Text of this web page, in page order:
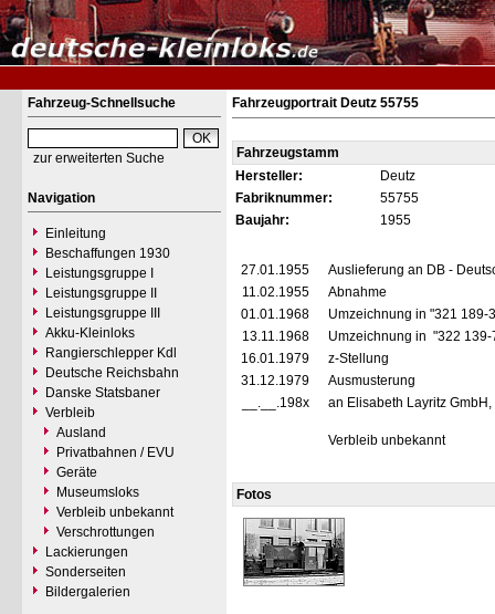
Fahrzeug-Schnellsuche
zur erweiterten Suche
Navigation
Einleitung
Beschaffungen 1930
Leistungsgruppe I
Leistungsgruppe II
Leistungsgruppe III
Akku-Kleinloks
Rangierschlepper Kdl
Deutsche Reichsbahn
Danske Statsbaner
Verbleib
Ausland
Privatbahnen / EVU
Geräte
Museumsloks
Verbleib unbekannt
Verschrottungen
Lackierungen
Sonderseiten
Bildergalerien
Fahrzeugportrait Deutz 55755
Fahrzeugstamm
Hersteller:
Deutz
Fabriknummer:
55755
Baujahr:
1955
27.01.1955
Auslieferung an DB -
11.02.1955
Abnahme
01.01.1968
Umzeichnung in "321 189-
13.11.1968
Umzeichnung in "322
16.01.1979
z-Stellung
31.12.1979
Ausmusterung
__.__.198x
an Elisabeth Layritz
Verbleib unbekannt
Fotos